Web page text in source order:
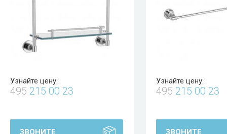
Узнайте цену:
495 215 00 23
ЗВОНИТЕ
Узнайте цену:
495 215 00 23
ЗВОНИТЕ